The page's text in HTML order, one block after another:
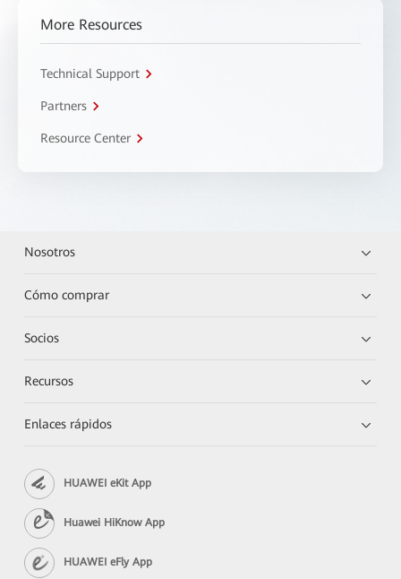
More Resources
Technical Support
Partners
Resource Center
Nosotros
Cómo comprar
Socios
Recursos
Enlaces rápidos
HUAWEI eKit App
Huawei HiKnow App
HUAWEI eFly App